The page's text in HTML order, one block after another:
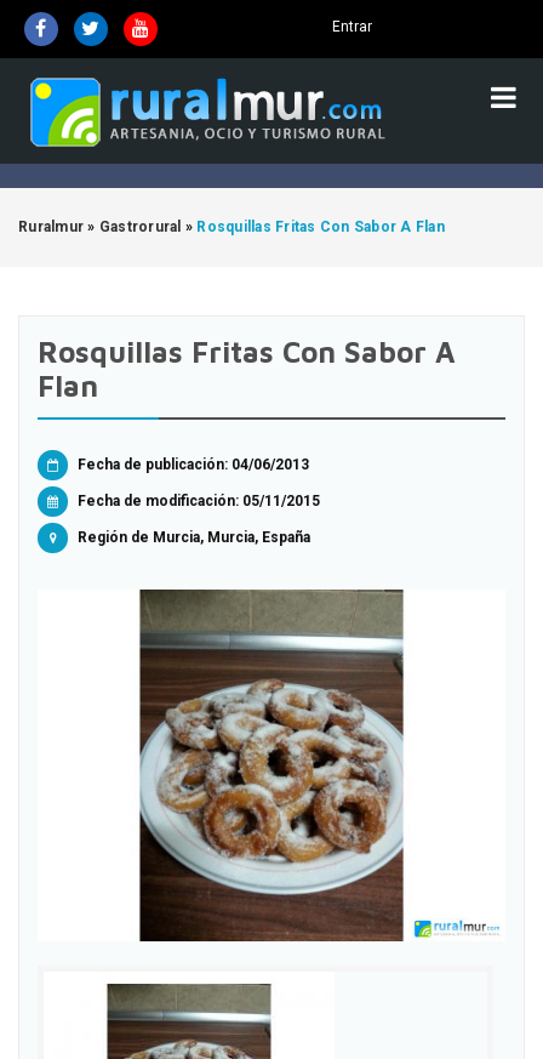
Entrar
Ruralmur » Gastrorural » Rosquillas Fritas Con Sabor A Flan
Rosquillas Fritas Con Sabor A
Flan
Fecha de publicación: 04/06/2013
Fecha de modificación: 05/11/2015
Región de Murcia, Murcia, España